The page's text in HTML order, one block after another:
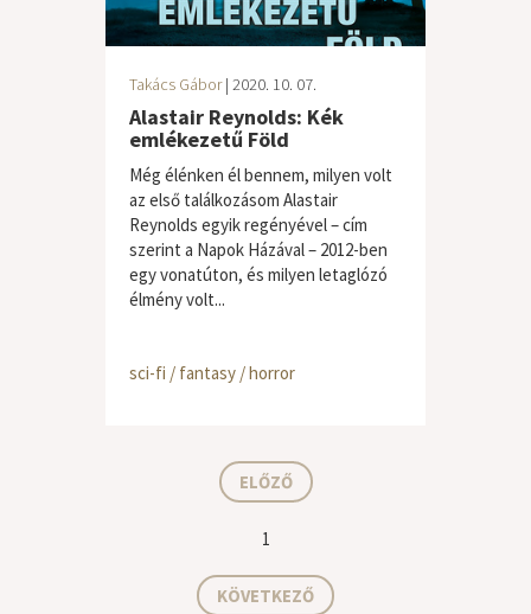
Takács Gábor| 2020. 10. 07.
Alastair Reynolds: Kék
emlékezetű Föld
Még élénken él bennem, milyen volt
az első találkozásom Alastair
Reynolds egyik regényével – cím
szerint a Napok Házával – 2012-ben
egy vonatúton, és milyen letaglózó
élmény volt...
sci-fi / fantasy / horror
ELŐZŐ
1
KÖVETKEZŐ